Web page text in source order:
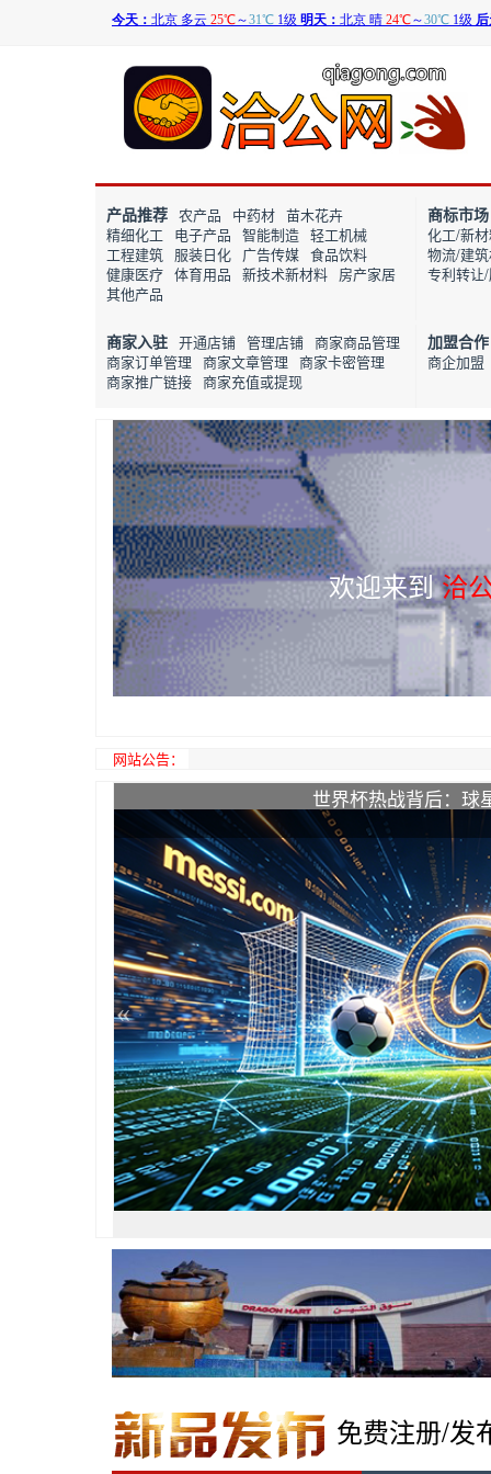
产品推荐 农产品 中药材 苗木花卉
精细化工
电子产品 智能制造 轻工机械
工程建筑 服装日化 广告传媒 食品饮料
健康医疗 体育用品 新技术新材料 房产家居
其他产品
商标市场
化工/新
物流/建
专利转让
商家入驻 开通店铺 管理店铺 商家商品管理
商家订单管理 商家文章管理 商家卡密管理
商家推广链接 商家充值或提现
加盟合作
商企加盟
欢迎来到 洽
网站公告：
世界杯热战背后：球
商家入驻 推荐
发稿平台 树立您的品牌
«
免费注册/发